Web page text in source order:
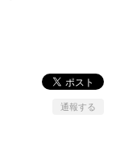
通報する